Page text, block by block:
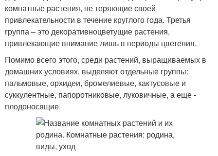
комнатные растения, не теряющие своей
привлекательности в течение круглого года. Третья
группа – это декоративноцветущие растения,
привлекающие внимание лишь в периоды цветения.
Помимо всего этого, среди растений, выращиваемых в
домашних условиях, выделяют отдельные группы:
пальмовые, орхидеи, бромелиевые, кактусовые и
суккулентные, папоротниковые, луковичные, а еще -
плодоносящие.